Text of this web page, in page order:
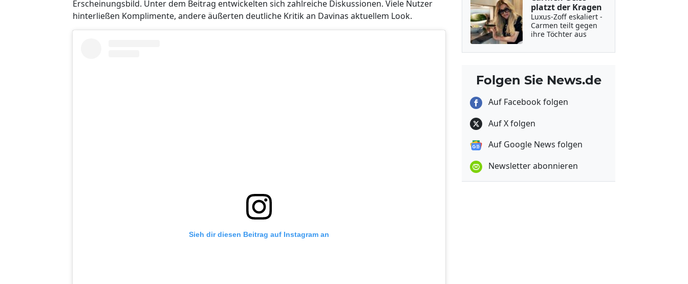
Erscheinungsbild. Unter dem Beitrag entwickelten sich zahlreiche Diskussionen. Viele Nutzer
hinterließen Komplimente, andere äußerten deutliche Kritik an Davinas aktuellem Look.
Sieh dir diesen Beitrag auf Instagram an
platzt der Kragen
Luxus-Zoff eskaliert -
Carmen teilt gegen
ihre Töchter aus
Folgen Sie News.de
Auf Facebook folgen
Auf X folgen
Auf Google News folgen
Newsletter abonnieren